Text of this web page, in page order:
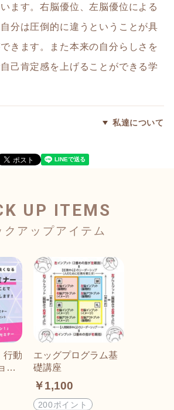
ます。右脳優位、左脳優位による
分は圧倒的に違うということが具
きます。また本来の自分らしさを
己肯定感を上げることができる学
私達について
UP ITEMS
行動
ン
エッグプログラム基
礎講座
￥1,100
200ポイント